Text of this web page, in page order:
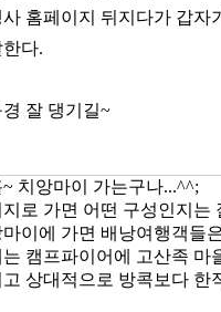
홈페이지 뒤지다가 갑자
다.
잘 댕기길~
~ 치앙마이 가는구나...^^;
로 가면 어떤 구성인지는
마이에 가면 배낭여행객들
는 캠프파이어에 고산족 마
고 상대적으로 방콕보다 한